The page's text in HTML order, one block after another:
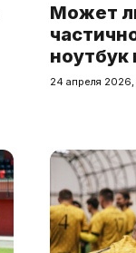
Может
24 апреля 2026,